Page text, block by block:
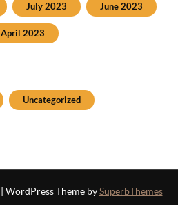
July 2023 June 2023
April 2023
Uncategorized
| WordPress Theme bySuperbThemes